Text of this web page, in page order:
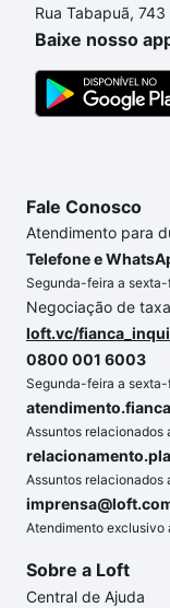
Rua Tabapuã,
Baixe nosso
Fale Conosco
Atendimento para
Telefone e
Segunda-feira a
Negociação de
loft.vc/
0800 001 6003
Segunda-feira a
Assuntos relacionados
Assuntos relacionados
Atendimento exclusivo
Sobre a Loft
Central de Ajuda